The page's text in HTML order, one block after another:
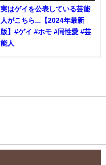
実はゲイを公表している芸能
人がこちら...【2024年最新
版】#ゲイ #ホモ #同性愛 #芸
能人